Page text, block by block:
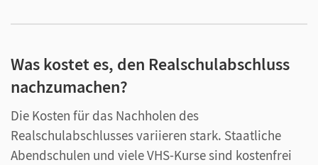
Was kostet es, den Realschulabschluss
nachzumachen?
Die Kosten für das Nachholen des
Realschulabschlusses variieren stark. Staatliche
Abendschulen und viele VHS-Kurse sind kostenfrei